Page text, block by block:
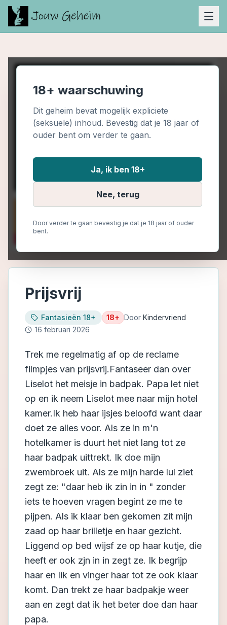
18+ waarschuwing
Dit geheim bevat mogelijk expliciete
(seksuele) inhoud. Bevestig dat je 18 jaar of
ouder bent om verder te gaan.
Ja, ik ben 18+
Nee, terug
Door verder te gaan bevestig je dat je 18 jaar of ouder
bent.
Prijsvrij
Fantasieën 18+ 18+ Door Kindervriend
16 februari 2026
Trek me regelmatig af op de reclame
filmpjes van prijsvrij.Fantaseer dan over
Liselot het meisje in badpak. Papa let niet
op en ik neem Liselot mee naar mijn hotel
kamer.Ik heb haar ijsjes beloofd want daar
doet ze alles voor. Als ze in m'n
hotelkamer is duurt het niet lang tot ze
haar badpak uittrekt. Ik doe mijn
zwembroek uit. Als ze mijn harde lul ziet
zegt ze: "daar heb ik zin in in " zonder
iets te hoeven vragen begint ze me te
pijpen. Als ik klaar ben gekomen zit mijn
zaad op haar brilletje en haar gezicht.
Liggend op bed wijsf ze op haar kutje, die
heeft er ook zjn in in zegt ze. Ik begrijp
haar en lik en vinger haar tot ze ook klaar
komt. Dan trekt ze haar badpakje weer
aan en zegt dat ik het beter doe dan haar
papa.